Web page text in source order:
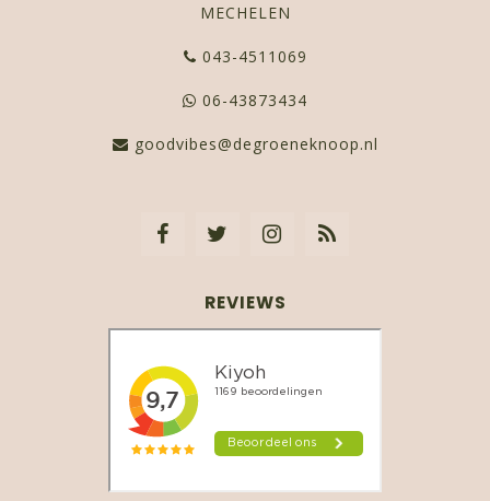
MECHELEN
043-4511069
06-43873434
goodvibes@degroeneknoop.nl
REVIEWS